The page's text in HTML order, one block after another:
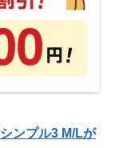
ンプル3 M/Lが